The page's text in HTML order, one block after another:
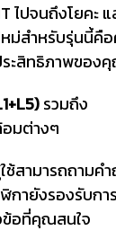
ไปจนถึงโยคะ แ
ม่สำหรับรุ่นนี้คื
ระสิทธิภาพของ
รวมถึง
อมต่างๆ
ช้สามารถถามค
กายังรองรับก
ข้อที่คุณสนใจ